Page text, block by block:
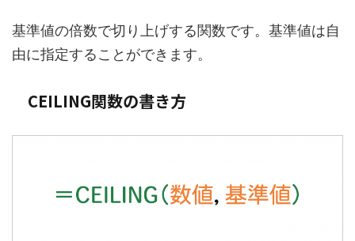
基準値の倍数で切り上げする関数です。基準値は自
由に指定することができます。
CEILING関数の書き方